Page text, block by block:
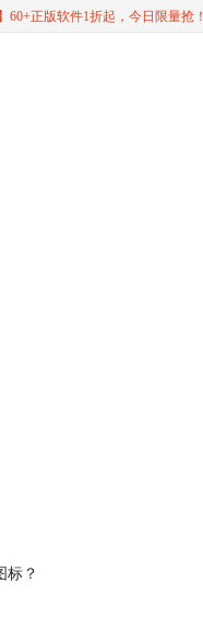
60+正版软件1折起，今日限量抢！
标？